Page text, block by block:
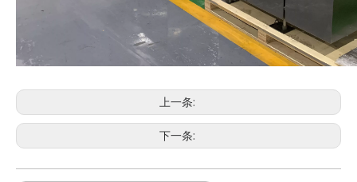
定制鲶鱼自动加工线
上一条:
下一条: